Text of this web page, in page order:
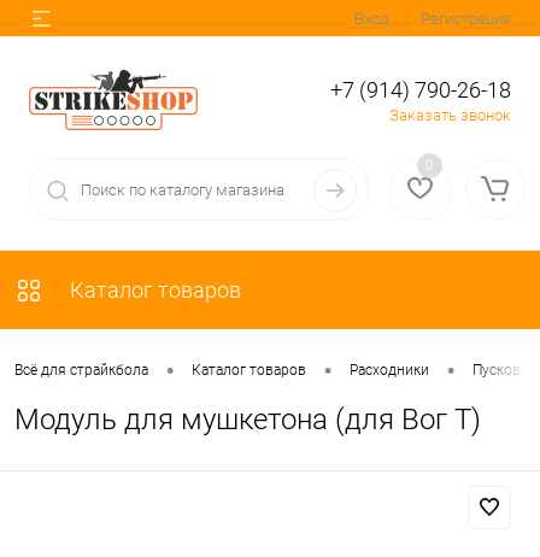
Вход Регистрация
+7 (914) 790-26-18
Заказать звонок
0
Каталог товаров
Всё для страйкбола • Каталог товаров • Расходники •
Модуль для мушкетона (для Вог Т)